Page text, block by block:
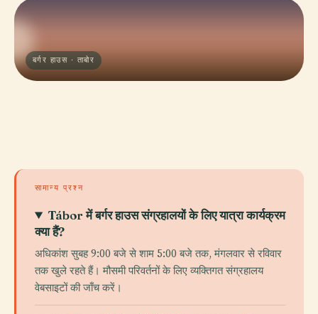
बर्गर हाउस · ताबोर
सामान्य प्रश्न
Tábor में बर्गर हाउस संग्रहालयों के लिए यात्रा कार्यक्रम
क्या हैं?
अधिकांश सुबह 9:00 बजे से शाम 5:00 बजे तक, मंगलवार से रविवार
तक खुले रहते हैं। मौसमी परिवर्तनों के लिए व्यक्तिगत संग्रहालय
वेबसाइटों की जाँच करें।